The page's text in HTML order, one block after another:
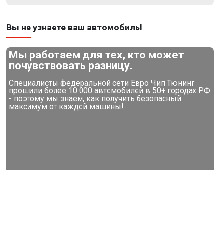
Вы не узнаете ваш автомобиль!
Мы работаем для тех, кто может
почувствовать разницу.
Специалисты федеральной сети Евро Чип Тюнинг
прошили более 10 000 автомобилей в 50+ городах РФ
- поэтому мы знаем, как получить безопасный
максимум от каждой машины!